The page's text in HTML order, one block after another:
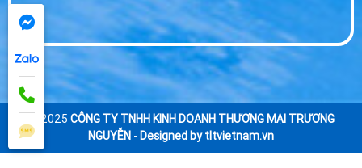
© 2025 CÔNG TY TNHH KINH DOANH THƯƠNG MẠI TRƯƠNG
NGUYỄN - Designed by tltvietnam.vn